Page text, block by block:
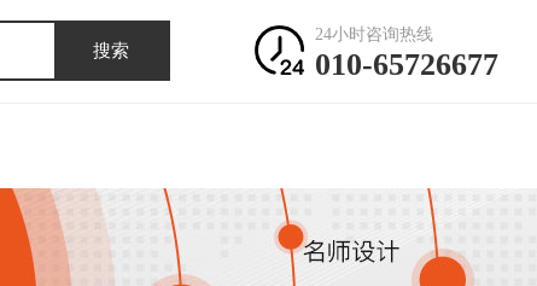
24小时咨询热线
010-65726677
搜索